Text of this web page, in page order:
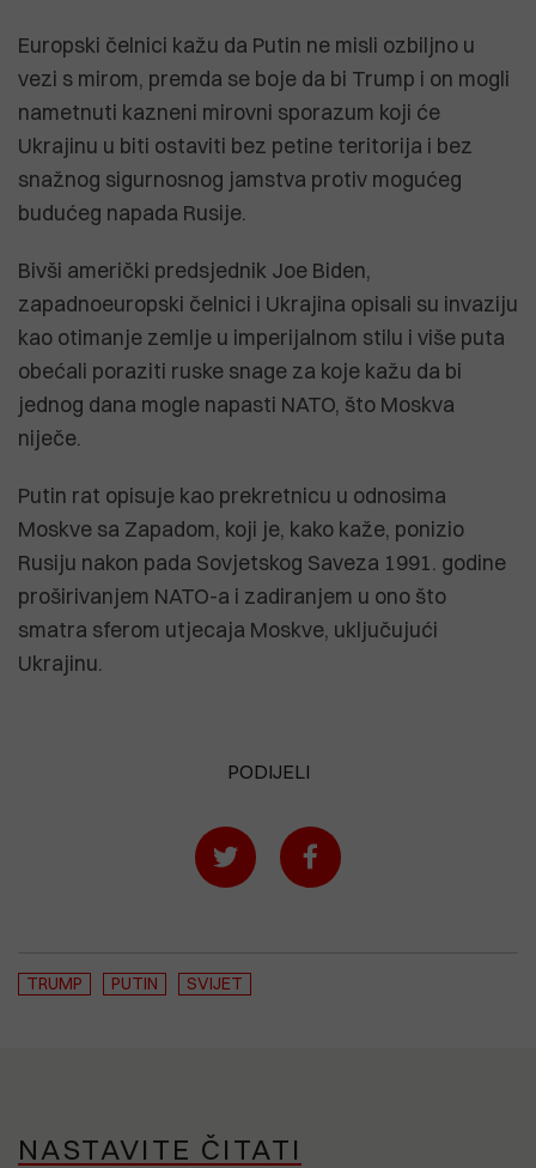
Europski čelnici kažu da Putin ne misli ozbiljno u
vezi s mirom, premda se boje da bi Trump i on mogli
nametnuti kazneni mirovni sporazum koji će
Ukrajinu u biti ostaviti bez petine teritorija i bez
snažnog sigurnosnog jamstva protiv mogućeg
budućeg napada Rusije.
Bivši američki predsjednik Joe Biden,
zapadnoeuropski čelnici i Ukrajina opisali su invaziju
kao otimanje zemlje u imperijalnom stilu i više puta
obećali poraziti ruske snage za koje kažu da bi
jednog dana mogle napasti NATO, što Moskva
niječe.
Putin rat opisuje kao prekretnicu u odnosima
Moskve sa Zapadom, koji je, kako kaže, ponizio
Rusiju nakon pada Sovjetskog Saveza 1991. godine
proširivanjem NATO-a i zadiranjem u ono što
smatra sferom utjecaja Moskve, uključujući
Ukrajinu.
PODIJELI
TRUMP PUTIN SVIJET
NASTAVITE ČITATI